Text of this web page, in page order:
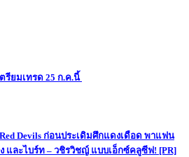
รียมเทรด 25 ก.ค.นี้
Devils ก่อนประเดิมศึกแดงเดือด พาแฟน
และไบร์ท – วชิรวิชญ์ แบบเอ็กซ์คลูซีฟ! [PR]